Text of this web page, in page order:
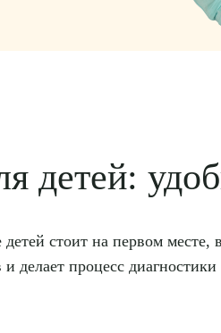
детей:
стоит на первом
делает процесс